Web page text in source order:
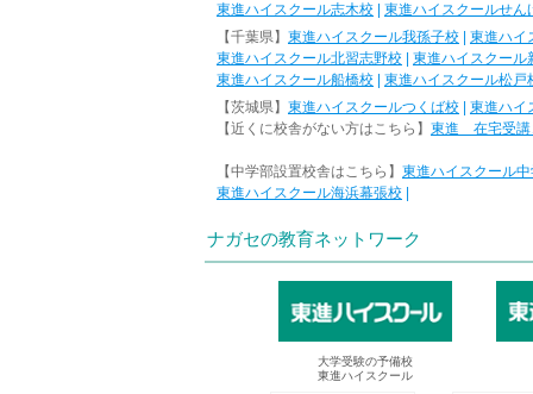
東進ハイスクール志木校
東進ハイスクールせん
【千葉県】 東進ハイスクール我孫子校
東進ハイ
東進ハイスクール北習志野校
東進ハイスクール
東進ハイスクール船橋校
東進ハイスクール松戸
【茨城県】 東進ハイスクールつくば校
東進ハイ
【近くに校舎がない方はこちら】 東進 在宅受講
【中学部設置校舎はこちら】 東進ハイスクール
東進ハイスクール海浜幕張校
ナガセの教育ネットワーク
大学受験の予備校
東進ハイスクール